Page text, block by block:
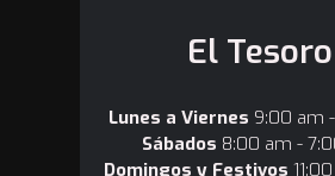
El Tesoro
Lunes a Viernes 9:00 am
Sábados 8:00 am -
Domingos y Festivos